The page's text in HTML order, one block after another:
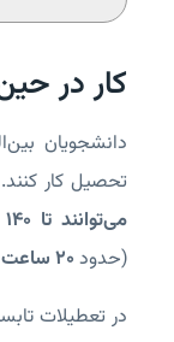
کار در
دانشجویان
تحصیل کار
می‌توانند تا ۱۴۰ روز کاری کامل (یا ۲۸۰ نیم‌روز)
(حدود ۲۰ ساعت در هفته
در تعطیلات